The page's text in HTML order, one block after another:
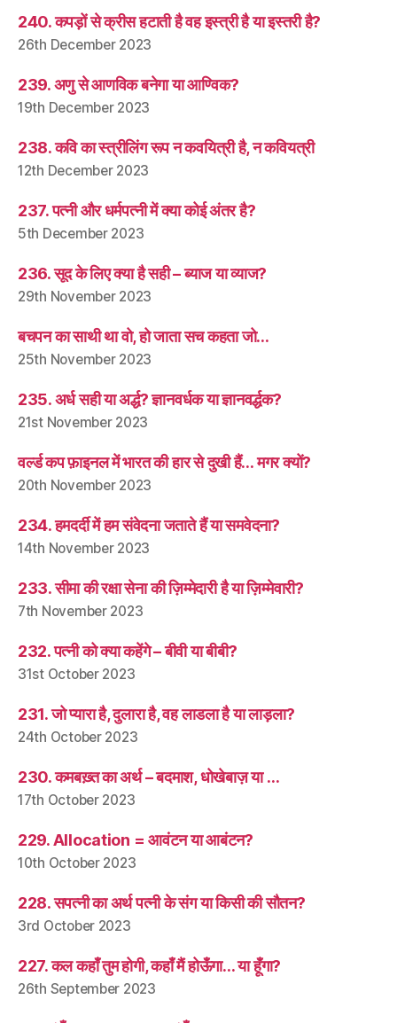
240. कपड़ों से क्रीस हटाती है वह इस्त्री है या इस्तरी है?
26th December 2023
239. अणु से आणविक बनेगा या आण्विक?
19th December 2023
238. कवि का स्त्रीलिंग रूप न कवयित्री है, न कवियत्री
12th December 2023
237. पत्नी और धर्मपत्नी में क्या कोई अंतर है?
5th December 2023
236. सूद के लिए क्या है सही – ब्याज या व्याज?
29th November 2023
बचपन का साथी था वो, हो जाता सच कहता जो…
25th November 2023
235. अर्ध सही या अर्द्ध? ज्ञानवर्धक या ज्ञानवर्द्धक?
21st November 2023
वर्ल्ड कप फ़ाइनल में भारत की हार से दुखी हैं… मगर क्यों?
20th November 2023
234. हमदर्दी में हम संवेदना जताते हैं या समवेदना?
14th November 2023
233. सीमा की रक्षा सेना की ज़िम्मेदारी है या ज़िम्मेवारी?
7th November 2023
232. पत्नी को क्या कहेंगे – बीवी या बीबी?
31st October 2023
231. जो प्यारा है, दुलारा है, वह लाडला है या लाड़ला?
24th October 2023
230. कमबख़्त का अर्थ – बदमाश, धोखेबाज़ या …
17th October 2023
229. Allocation = आवंटन या आबंटन?
10th October 2023
228. सपत्नी का अर्थ पत्नी के संग या किसी की सौतन?
3rd October 2023
227. कल कहाँ तुम होगी, कहाँ मैं होऊँगा… या हूँगा?
26th September 2023